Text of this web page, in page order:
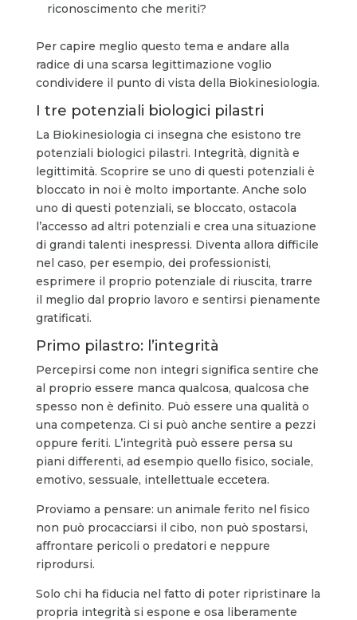
riconoscimento che meriti?
Per capire meglio questo tema e andare alla
radice di una scarsa legittimazione voglio
condividere il punto di vista della Biokinesiologia.
I tre potenziali biologici pilastri
La Biokinesiologia ci insegna che esistono tre
potenziali biologici pilastri. Integrità, dignità e
legittimità. Scoprire se uno di questi potenziali è
bloccato in noi è molto importante. Anche solo
uno di questi potenziali, se bloccato, ostacola
l’accesso ad altri potenziali e crea una situazione
di grandi talenti inespressi. Diventa allora difficile
nel caso, per esempio, dei professionisti,
esprimere il proprio potenziale di riuscita, trarre
il meglio dal proprio lavoro e sentirsi pienamente
gratificati.
Primo pilastro: l’integrità
Percepirsi come non integri significa sentire che
al proprio essere manca qualcosa, qualcosa che
spesso non è definito. Può essere una qualità o
una competenza. Ci si può anche sentire a pezzi
oppure feriti. L’integrità può essere persa su
piani differenti, ad esempio quello fisico, sociale,
emotivo, sessuale, intellettuale eccetera.
Proviamo a pensare: un animale ferito nel fisico
non può procacciarsi il cibo, non può spostarsi,
affrontare pericoli o predatori e neppure
riprodursi.
Solo chi ha fiducia nel fatto di poter ripristinare la
propria integrità si espone e osa liberamente